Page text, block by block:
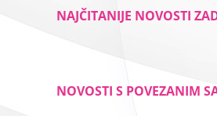
umjetnosti
NAJČITANIJE NOVOSTI
NOVOSTI S POVEZANIM